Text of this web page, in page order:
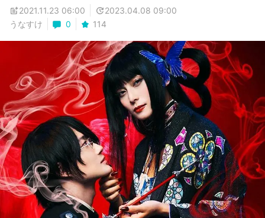
2021.11.23 06:00
2023.04.08 09:00
うなすけ
0 114